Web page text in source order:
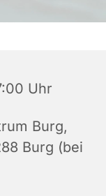
Uhr
Burg,
Burg (bei